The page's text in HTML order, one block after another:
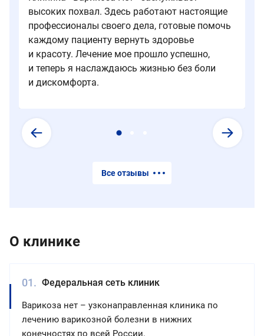
ходите
пешком.
высоких похвал. Здесь работают настоящие
профессионалы своего дела, готовые помочь
каждому пациенту вернуть здоровье
и красоту. Лечение мое прошло успешно,
и теперь я наслаждаюсь жизнью без боли
и дискомфорта.
Все отзывы
О клинике
Федеральная сеть клиник
Варикоза нет – узконаправленная клиника по
лечению варикозной болезни в нижних
конечностях по всей России.